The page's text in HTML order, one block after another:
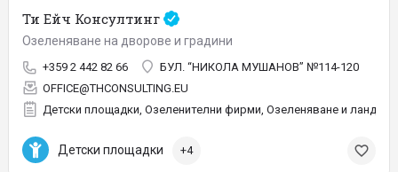
Ти Ейч Консултинг
Озеленяване на дворове и градини
+359 2 442 82 66
БУЛ. “НИКОЛА МУШАНОВ” №114-120
OFFICE@THCONSULTING.EU
Детски площадки, Озеленителни фирми, Озеленяване и
Детски площадки +4